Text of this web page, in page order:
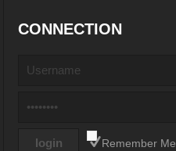
CONNECTION
Remember Me